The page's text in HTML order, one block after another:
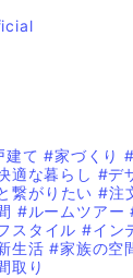
建て #家づくり
適な暮らし #デ
繋がりたい #注
#ルームツアー
スタイル #イン
生活 #家族の空
取り